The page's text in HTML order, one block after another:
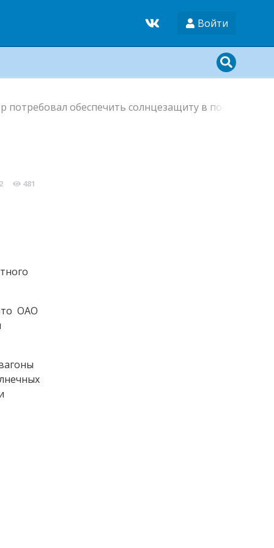
Войти
потребовал обеспечить солнцезащиту в поездах
481
ОАО